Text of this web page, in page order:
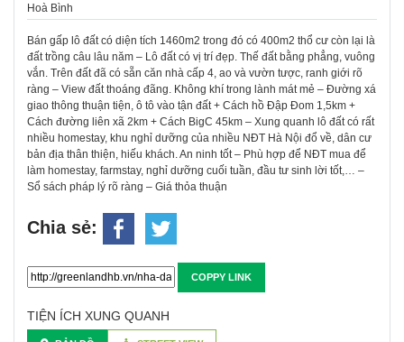
Hoà Bình
Bán gấp lô đất có diện tích 1460m2 trong đó có 400m2 thổ cư còn lại là
đất trồng câu lâu năm – Lô đất có vị trí đẹp. Thế đất bằng phẳng, vuông
vắn. Trên đất đã có sẵn căn nhà cấp 4, ao và vườn tược, ranh giới rõ
ràng – View đất thoáng đãng. Không khí trong lành mát mẻ – Đường xá
giao thông thuận tiện, ô tô vào tận đất + Cách hồ Đập Đom 1,5km +
Cách đường liên xã 2km + Cách BigC 45km – Xung quanh lô đất có rất
nhiều homestay, khu nghỉ dưỡng của nhiều NĐT Hà Nội đổ về, dân cư
bản địa thân thiện, hiếu khách. An ninh tốt – Phù hợp để NĐT mua để
làm homestay, farmstay, nghỉ dưỡng cuối tuần, đầu tư sinh lời tốt,… –
Sổ sách pháp lý rõ ràng – Giá thỏa thuận
Chia sẻ:
COPPY LINK
TIỆN ÍCH XUNG QUANH